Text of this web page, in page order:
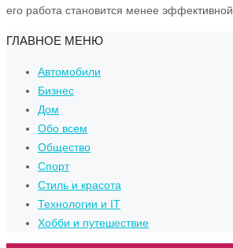
его работа становится менее эффективной.
ГЛАВНОЕ МЕНЮ
Автомобили
Бизнес
Дом
Обо всем
Общество
Спорт
Стиль и красота
Технологии и IT
Хобби и путешествие